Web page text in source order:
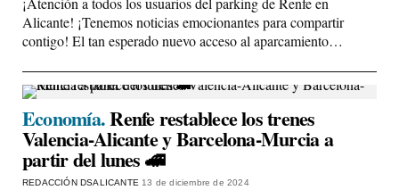
Alicante! ¡Tenemos noticias emocionantes para compartir
contigo! El tan esperado nuevo acceso al aparcamiento…
Economía.Renfe restablece los trenes
Valencia-Alicante y Barcelona-Murcia a
partir del lunes 🚄
REDACCIÓN DSALICANTE13 de diciembre de 2024